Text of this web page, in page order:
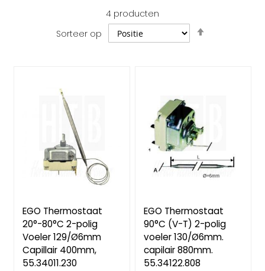
4 producten
Sorteer op
EGO Thermostaat
20°-80°C 2-polig
Voeler 129/Ø6mm
Capillair 400mm,
55.34011.230
EGO Thermostaat
90°C (V-T) 2-polig
voeler 130/Ø6mm.
capilair 880mm.
55.34122.808